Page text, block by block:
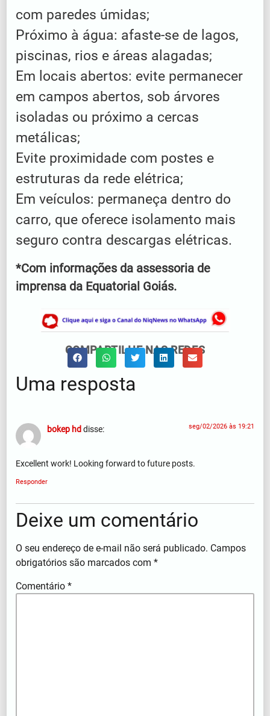
com paredes úmidas;
Próximo à água: afaste-se de lagos,
piscinas, rios e áreas alagadas;
Em locais abertos: evite permanecer
em campos abertos, sob árvores
isoladas ou próximo a cercas
metálicas;
Evite proximidade com postes e
estruturas da rede elétrica;
Em veículos: permaneça dentro do
carro, que oferece isolamento mais
seguro contra descargas elétricas.
*Com informações da assessoria de
imprensa da Equatorial Goiás.
COMPARTILHE NAS REDES
Uma resposta
bokep hd disse: seg/02/2026 às 19:21
Excellent work! Looking forward to future posts.
Responder
Deixe um comentário
O seu endereço de e-mail não será publicado. Campos
obrigatórios são marcados com*
Comentário*